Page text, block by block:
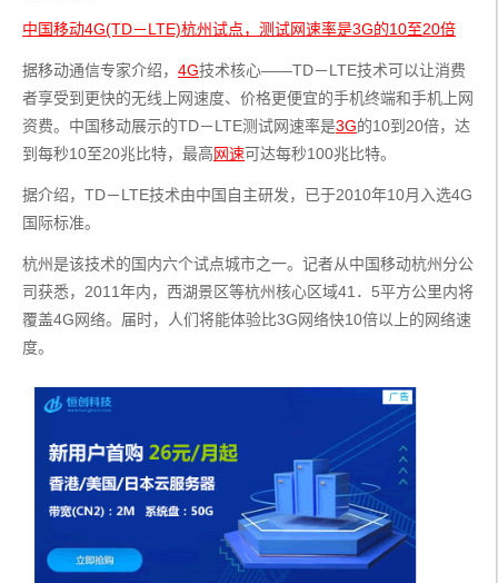
中国移动4G(TD－LTE)杭州试点，测试网速率是3G的10至20倍
据移动通信专家介绍， 4G技术核心――TD－LTE技术可以让消费
者享受到更快的无线上网速度、价格更便宜的手机终端和手机上网
资费。中国移动展示的TD－LTE测试网速率是3G的10到20倍，达
到每秒10至20兆比特，最高网速可达每秒100兆比特。
据介绍，TD－LTE技术由中国自主研发，已于2010年10月入选4G
国际标准。
杭州是该技术的国内六个试点城市之一。记者从中国移动杭州分公
司获悉，2011年内，西湖景区等杭州核心区域41．5平方公里内将
覆盖4G网络。届时，人们将能体验比3G网络快10倍以上的网络速
度。